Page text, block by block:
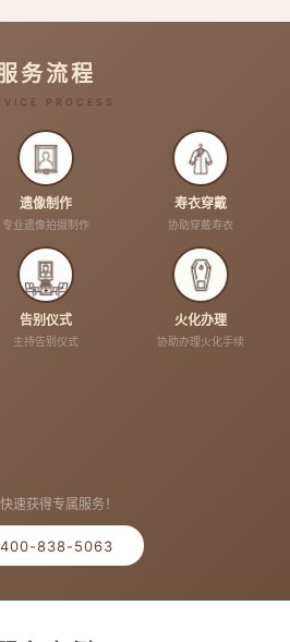
务流程
PROCESS
遗像制作
专业遗像拍摄制作
寿衣穿戴
协助穿戴寿衣
告别仪式
主持告别仪式
火化办理
协助办理火化手续
速获得专属服务！
838-5063